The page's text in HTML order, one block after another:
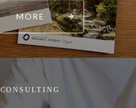
MORE
CONSULTING